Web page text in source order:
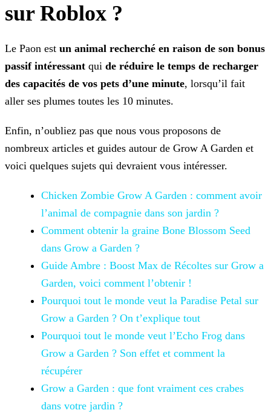
sur Roblox ?
Le Paon est un animal recherché en raison de son bonus
passif intéressant qui de réduire le temps de recharger
des capacités de vos pets d’une minute, lorsqu’il fait
aller ses plumes toutes les 10 minutes.
Enfin, n’oubliez pas que nous vous proposons de
nombreux articles et guides autour de Grow A Garden et
voici quelques sujets qui devraient vous intéresser.
Chicken Zombie Grow A Garden : comment avoir
l’animal de compagnie dans son jardin ?
Comment obtenir la graine Bone Blossom Seed
dans Grow a Garden ?
Guide Ambre : Boost Max de Récoltes sur Grow a
Garden, voici comment l’obtenir !
Pourquoi tout le monde veut la Paradise Petal sur
Grow a Garden ? On t’explique tout
Pourquoi tout le monde veut l’Echo Frog dans
Grow a Garden ? Son effet et comment la
récupérer
Grow a Garden : que font vraiment ces crabes
dans votre jardin ?